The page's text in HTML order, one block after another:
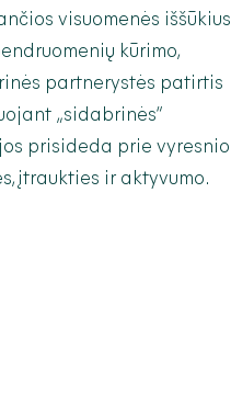
visuomenės iššūkius
kūrimo,
partnerystės patirtis
„sidabrinės“
prisideda prie vyresnio
įtraukties ir aktyvumo.